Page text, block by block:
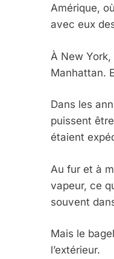
Amérique,
avec eux
À New
Manhattan.
Dans les
puissent
étaient
Au fur et à
vapeur, ce
souvent
Mais le
l’extérieur.
5